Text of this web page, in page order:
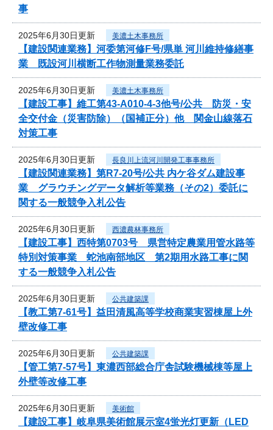
事
2025年6月30日更新 美濃土木事務所
【建設関連業務】河委第河修F号/県単 河川維持修繕事
業 既設河川横断工作物測量業務委託
2025年6月30日更新 美濃土木事務所
【建設工事】維工第43-A010-4-3他号/公共 防災・安
全交付金（災害防除）（国補正分）他 関金山線落石
対策工事
2025年6月30日更新 長良川上流河川開発工事事務所
【建設関連業務】第R7-20号/公共 内ケ谷ダム建設事
業 グラウチングデータ解析等業務（その2）委託に
関する一般競争入札公告
2025年6月30日更新 西濃農林事務所
【建設工事】西特第0703号 県営特定農業用管水路等
特別対策事業 蛇池南部地区 第2期用水路工事に関
する一般競争入札公告
2025年6月30日更新 公共建築課
【教工第7-61号】益田清風高等学校商業実習棟屋上外
壁改修工事
2025年6月30日更新 公共建築課
【管工第7-57号】東濃西部総合庁舎試験機械棟等屋上
外壁等改修工事
2025年6月30日更新 美術館
【建設工事】岐阜県美術館展示室4蛍光灯更新（LED